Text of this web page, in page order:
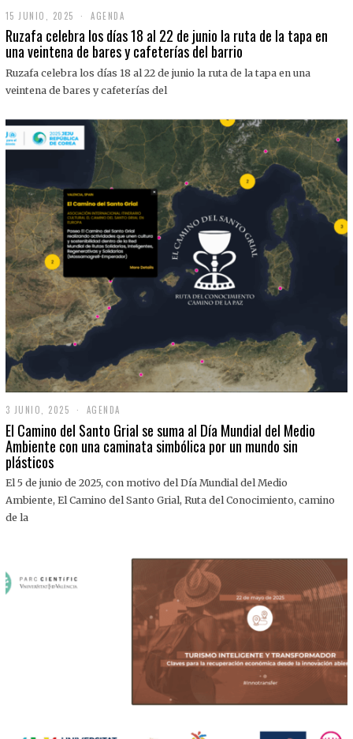
15 JUNIO, 2025
J
U
I
O
0
2
5
AGENDA
Ruzafa celebra los días 18 al 22 de junio la ruta de la tapa en
una veintena de bares y cafeterías del barrio
Ruzafa celebra los días 18 al 22 de junio la ruta de la tapa en una
veintena de bares y cafeterías del
3 JUNIO, 2025
J
U
N
,
0
AGENDA
El Camino del Santo Grial se suma al Día Mundial del Medio
Ambiente con una caminata simbólica por un mundo sin
plásticos
El 5 de junio de 2025, con motivo del Día Mundial del Medio
Ambiente, El Camino del Santo Grial, Ruta del Conocimiento, camino
de la